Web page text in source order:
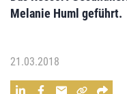
Melanie Huml geführt.
21.03.2018